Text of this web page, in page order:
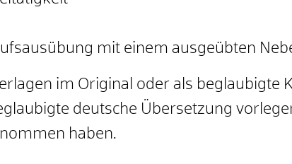
mit einem ausgeübten
im Original oder als beglaubigte
deutsche Übersetzung
haben.